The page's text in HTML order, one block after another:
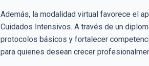
Además, la modalidad virtual favorece el
Cuidados Intensivos. A través de un
protocolos básicos y fortalecer
para quienes desean crecer